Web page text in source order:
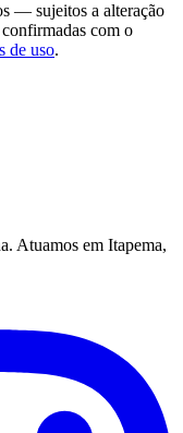
— sujeitos a alteração
com o
de uso.
Atuamos em Itapema,